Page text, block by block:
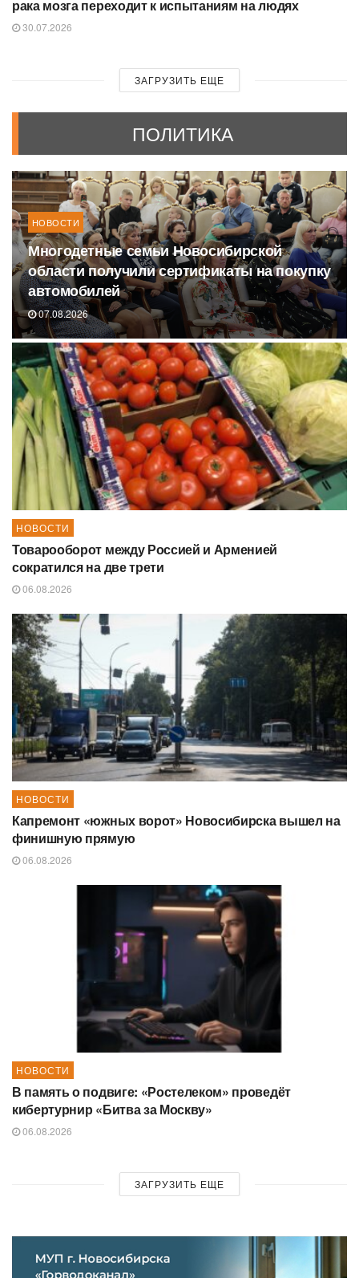
рака мозга переходит к испытаниям на людях
30.07.2026
ЗАГРУЗИТЬ ЕЩЕ
ПОЛИТИКА
НОВОСТИ
Многодетные семьи Новосибирской
области получили сертификаты на покупку
автомобилей
07.08.2026
НОВОСТИ
Товарооборот между Россией и Арменией
сократился на две трети
06.08.2026
НОВОСТИ
Капремонт «южных ворот» Новосибирска вышел на
финишную прямую
06.08.2026
НОВОСТИ
В память о подвиге: «Ростелеком» проведёт
кибертурнир «Битва за Москву»
06.08.2026
ЗАГРУЗИТЬ ЕЩЕ